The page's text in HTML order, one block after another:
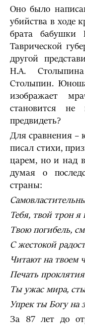
Оно было
убийства в ходе
брата бабушки
Таврической
другой
Н.А.
Столыпин.
изображает
становится
предвидеть?
Для сравнения –
писал стихи,
царем, но и над
думая о
страны:
Тебя, твой трон я
Твою погибель,
С жестокой
Читают на твоем
Печать
Ты ужас мира,
Упрек ты Богу на
За 87 лет до